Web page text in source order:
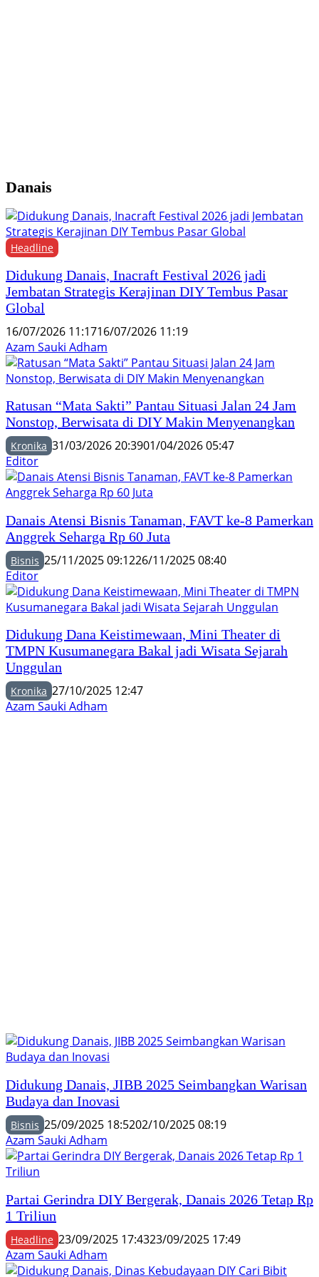
Danais
Headline
Didukung Danais, Inacraft Festival 2026 jadi
Jembatan Strategis Kerajinan DIY Tembus Pasar
Global
16/07/2026 11:1716/07/2026 11:19
Azam Sauki Adham
Ratusan “Mata Sakti” Pantau Situasi Jalan 24 Jam
Nonstop, Berwisata di DIY Makin Menyenangkan
Kronika 31/03/2026 20:3901/04/2026 05:47
Editor
Danais Atensi Bisnis Tanaman, FAVT ke-8 Pamerkan
Anggrek Seharga Rp 60 Juta
Bisnis 25/11/2025 09:1226/11/2025 08:40
Editor
Didukung Dana Keistimewaan, Mini Theater di
TMPN Kusumanegara Bakal jadi Wisata Sejarah
Unggulan
Kronika 27/10/2025 12:47
Azam Sauki Adham
Didukung Danais, JIBB 2025 Seimbangkan Warisan
Budaya dan Inovasi
Bisnis 25/09/2025 18:5202/10/2025 08:19
Azam Sauki Adham
Partai Gerindra DIY Bergerak, Danais 2026 Tetap Rp
1 Triliun
Headline 23/09/2025 17:4323/09/2025 17:49
Azam Sauki Adham